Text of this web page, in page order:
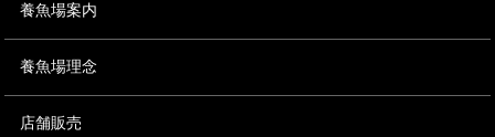
養魚場案内
養魚場理念
店舗販売